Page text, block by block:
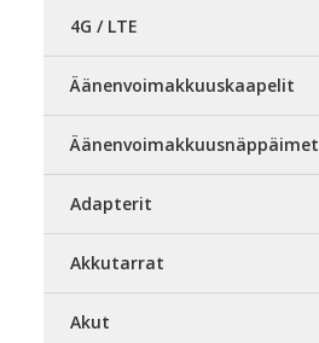
4G / LTE
Äänenvoimakkuuskaapelit
Äänenvoimakkuusnäppäimet
Adapterit
Akkutarrat
Akut